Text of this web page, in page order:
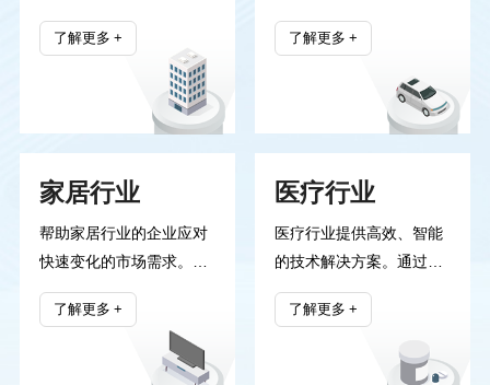
致力于通过先进的技术和
专业的服务，帮助政府部
门提升工作效率、优化管
理流程。我们为各类公共
服务项目提供定制化的技
实施和可持续发展。公司
任”的核心理念，始终致
力于为政府客户提供高质
量的智能化解决方案。
了解更多
过自主研发的多码合一专
利技术，我们为客户提供
高效、安全的产品追溯体
系，有效防止伪造和仿
冒，确保汽车配件的质量
解决方案帮助汽车企业提
信任，同时优化供应链管
理，提升整体运营效率。
了解更多
家居行业
帮助家居行业的企业应对
快速变化的市场需求。通
过智能技术与精准的数据
分析，我们优化家居产品
的设计、生产和流通，提
升整个供应链的效率。无
了解更多
医疗行业
医疗行业提供高效、智能
的技术解决方案。通过我
们独有的技术平台，医疗
企业能够实现精准的产品
监控，确保每一项医疗产
了解更多